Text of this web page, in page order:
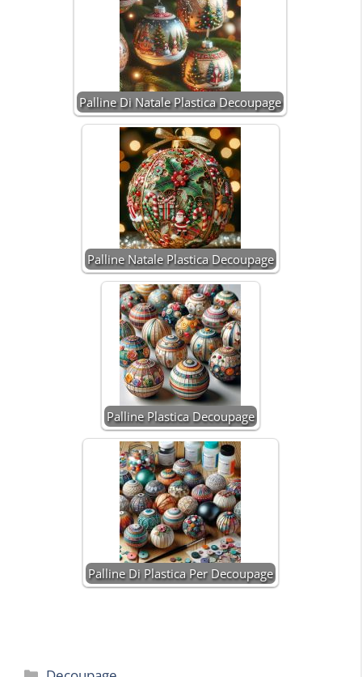
Palline Di Natale Plastica Decoupage
Palline Natale Plastica Decoupage
Palline Plastica Decoupage
Palline Di Plastica Per Decoupage
Categorie